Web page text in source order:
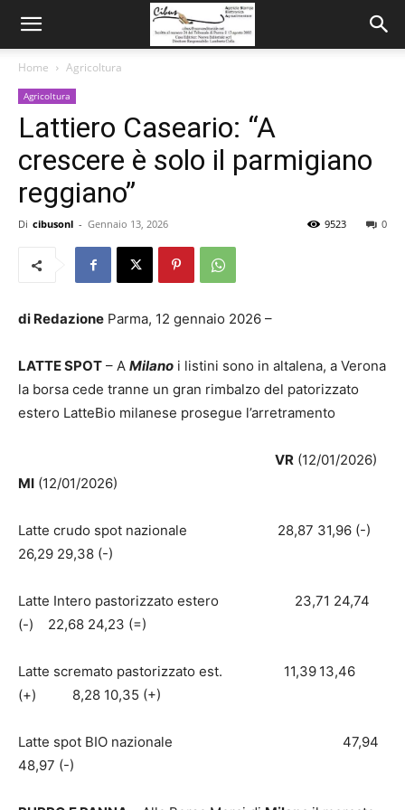
Home Agricoltura
Agricoltura
Lattiero Caseario: “A
crescere è solo il parmigiano
reggiano”
Di cibusonl - Gennaio 13, 2026 0
9523
di Redazione Parma, 12 gennaio 2026 –
LATTE SPOT – A Milano i listini sono in altalena, a Verona
la borsa cede tranne un gran rimbalzo del patorizzato
estero LatteBio milanese prosegue l’arretramento
VR (12/01/2026)
MI (12/01/2026)
Latte crudo spot nazionale 28,87 31,96 (-)
26,29 29,38 (-)
Latte Intero pastorizzato estero 23,71 24,74
(-) 22,68 24,23 (=)
Latte scremato pastorizzato est. 11,39 13,46
(+) 8,28 10,35 (+)
Latte spot BIO nazionale 47,94
48,97 (-)